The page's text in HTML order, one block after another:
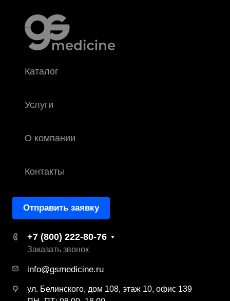
Каталог
Услуги
О компании
Контакты
Отправить заявку
+7 (800) 222-80-76
Заказать звонок
info@gsmedicine.ru
ул. Белинского, дом 108, этаж 10, офис 139